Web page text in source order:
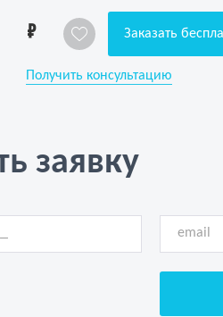
1 Заказать
Получить консультацию
заявку